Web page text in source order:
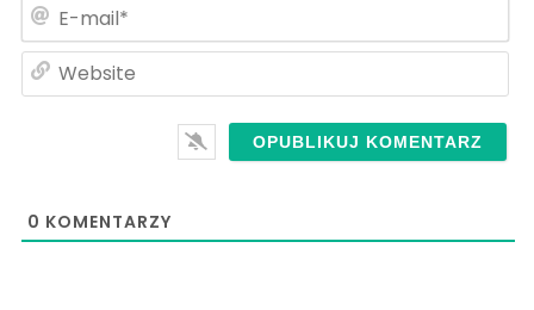
0 KOMENTARZY